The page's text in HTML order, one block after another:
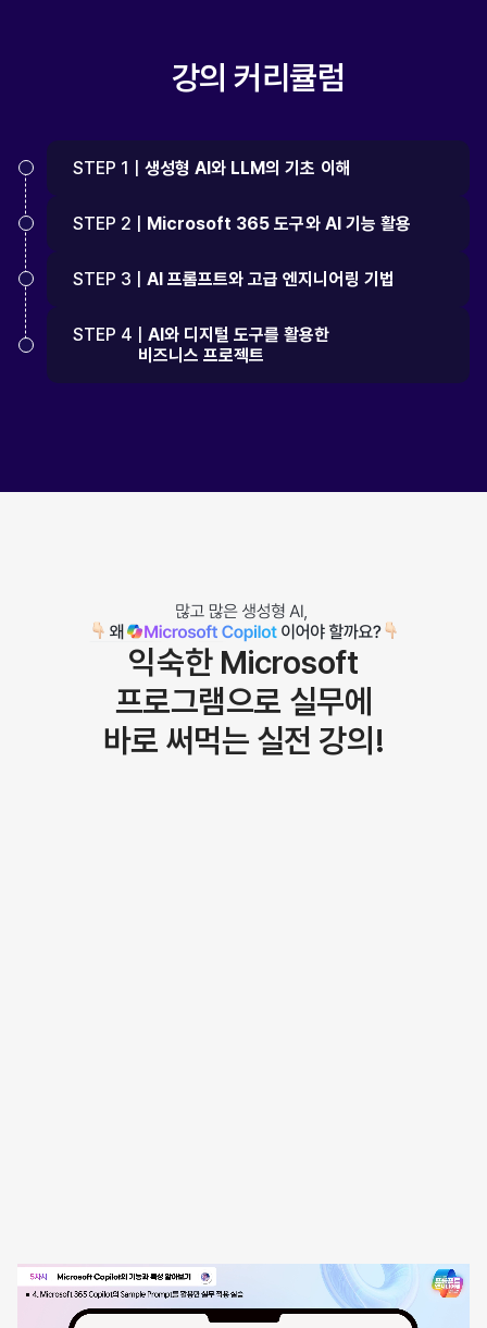
강의 커리큘럼
STEP 1 |생성형 AI와 LLM의 기초 이해
STEP 2 | Microsoft 365 도구와 AI 기능 활용
STEP 3 |AI 프롬프트와 고급 엔지니어링 기법
STEP 4 |AI와 디지털 도구를 활용한
비즈니스 프로젝트
익숙한 Microsoft
프로그램으로 실무에
바로 써먹는 실전 강의!